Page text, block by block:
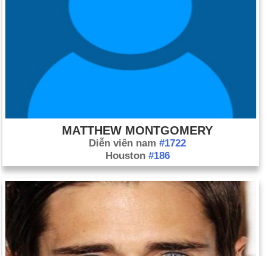
MATTHEW MONTGOMERY
Diễn viên nam #1722
Houston #186